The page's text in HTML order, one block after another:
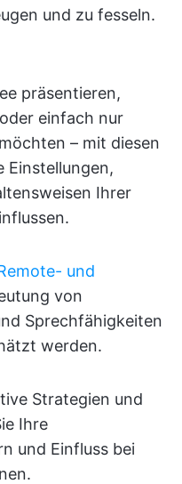
und zu fesseln.
präsentieren,
einfach nur
– mit diesen
Einstellungen,
Ihrer
und
von
Sprechfähigkeiten
werden.
Strategien und
Ihre
und Einfluss bei